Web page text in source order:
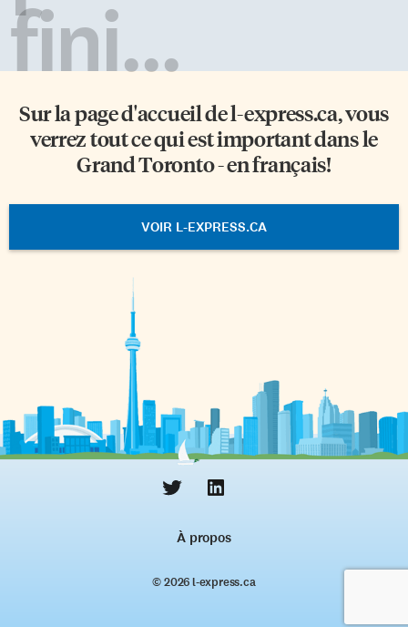
fini...
Sur la page d'accueil del-express.ca, vous
verrez tout ce qui est important dans le
Grand Toronto - en français!
VOIR L-EXPRESS.CA
À propos
© 2026 l‑express.ca